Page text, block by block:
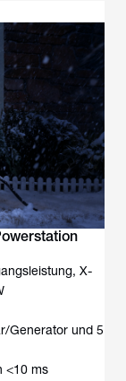
X-
Generator und 5
<10 ms